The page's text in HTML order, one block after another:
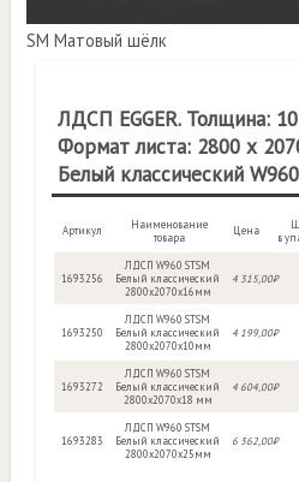
SM Матовый шёлк
ЛДСП EGGER. Толщина:
Формат листа: 2800 х
Белый классический
Артикул
Наименование
товара
Цена
в
1693256
ЛДСП W960 STSM
Белый классический
2800х2070х16мм
4 315,00₽
1693250
ЛДСП W960 STSM
Белый классический
2800х2070х10мм
4 199,00₽
1693272
ЛДСП W960 STSM
Белый классический
2800x2070x18 мм
4 604,00₽
1693283
ЛДСП W960 STSM
Белый классический
2800х2070х25мм
6 362,00₽